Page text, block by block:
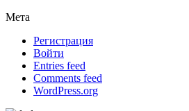
Мета
Регистрация
Войти
Entries feed
Comments feed
WordPress.org